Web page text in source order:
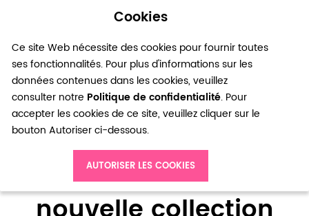
Cookies
Ce site Web nécessite des cookies pour fournir toutes
ses fonctionnalités. Pour plus d'informations sur les
données contenues dans les cookies, veuillez
consulter notre Politique de confidentialité. Pour
accepter les cookies de ce site, veuillez cliquer sur le
bouton Autoriser ci-dessous.
AUTORISER LES COOKIES
0
Blog nouvelle collection